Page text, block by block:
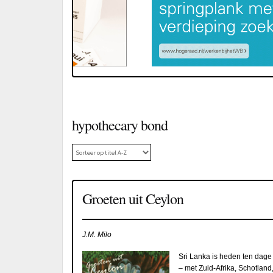
hypothecary bond
Groeten uit Ceylon
J.M. Milo
Sri Lanka is heden ten dage
– met Zuid-Afrika, Schotland,